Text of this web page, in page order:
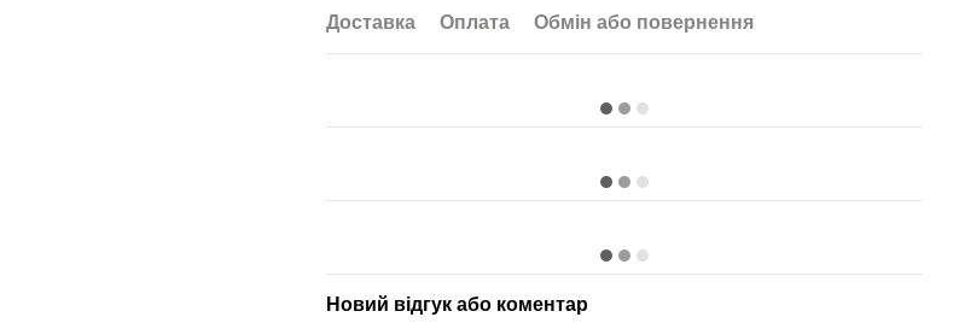
Доставка Оплата Обмін або повернення
Новий відгук або коментар